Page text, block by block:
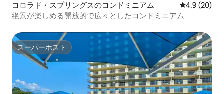
コロラド・スプリングスのコンドミニアム レビュー20
4.9 (20)
絶景が楽しめる開放的で広々としたコンドミニアム
スーパーホスト
スーパーホスト